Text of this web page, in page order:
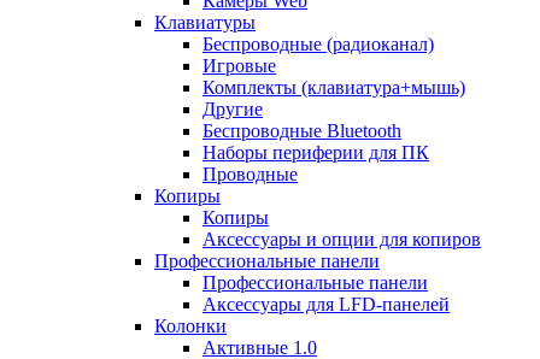
Клавиатуры
Беспроводные (радиоканал)
Игровые
Комплекты (клавиатура+мышь)
Другие
Беспроводные Bluetooth
Наборы периферии для ПК
Проводные
Копиры
Копиры
Аксессуары и опции для копиров
Профессиональные панели
Профессиональные панели
Аксессуары для LFD-панелей
Колонки
Активные 1.0